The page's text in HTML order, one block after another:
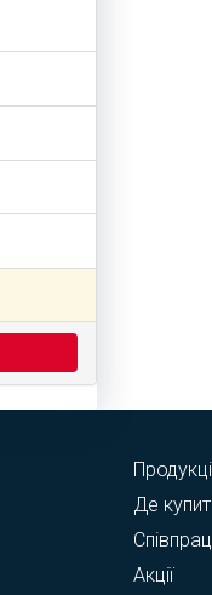
Де
Акції